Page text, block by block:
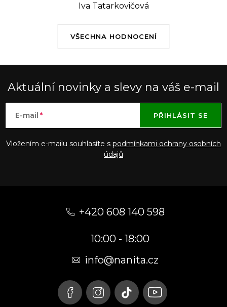
VŠECHNA HODNOCENÍ
Iva Tatarkovičová
Aktuální novinky a slevy na váš e-mail
E-mail
Vložením e-mailu souhlasíte s podmínkami ochrany osobních
údajů
PŘIHLÁSIT SE
+420 608 140 598
10:00 - 18:00
info@nanita.cz